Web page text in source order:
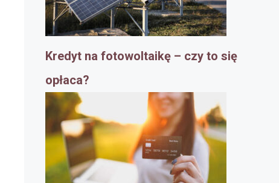
Kredyt na fotowoltaikę – czy to się
opłaca?